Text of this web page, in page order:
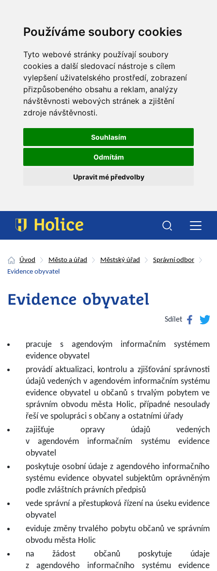
Používáme soubory cookies
Tyto webové stránky používají soubory
cookies a další sledovací nástroje s cílem
vylepšení uživatelského prostředí, zobrazení
přizpůsobeného obsahu a reklam, analýzy
návštěvnosti webových stránek a zjištění
zdroje návštěvnosti.
Souhlasím
Odmítám
Upravit mé předvolby
Úvod Město a úřad Městský úřad
Správní odbor
Evidence obyvatel
Evidence obyvatel
Sdílet Facebook
pracuje s agendovým informačním systémem
evidence obyvatel
provádí aktualizaci, kontrolu a zjišťování správnosti
údajů vedených v agendovém informačním systému
evidence obyvatel u občanů s trvalým pobytem ve
správním obvodu města Holic, případné nesoulady
řeší ve spolupráci s občany a ostatními úřady
zajišťuje opravy údajů vedených
v agendovém informačním systému evidence
obyvatel
poskytuje osobní údaje z agendového informačního
systému evidence obyvatel subjektům oprávněným
podle zvláštních právních předpisů
vede správní a přestupková řízení na úseku evidence
obyvatel
eviduje změny trvalého pobytu občanů ve správním
obvodu města Holic
na žádost občanů poskytuje údaje
z agendového informačního systému evidence